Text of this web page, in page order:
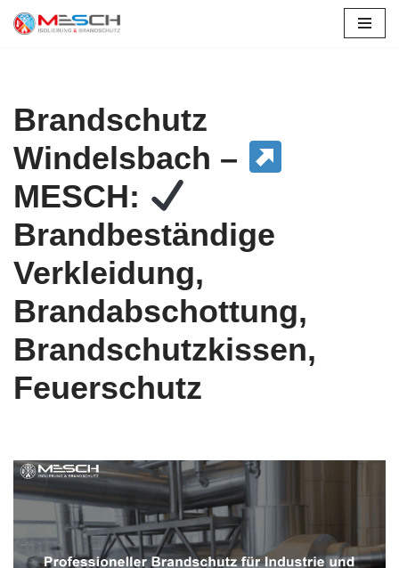
Brandschutz
Windelsbach –
MESCH:
Brandbeständige
Verkleidung,
Brandabschottung,
Brandschutzkissen,
Feuerschutz